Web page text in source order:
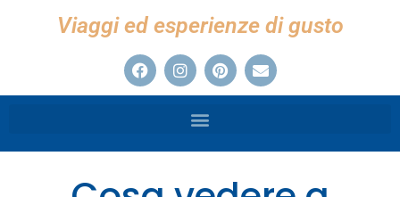
Viaggi ed esperienze di gusto